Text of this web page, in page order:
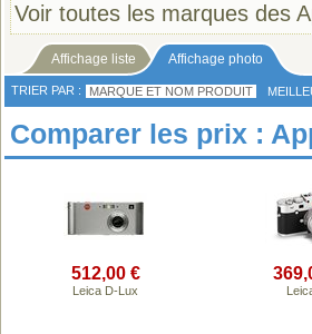
Voir toutes les marques des
Affichage liste Affichage photo
TRIER PAR : MARQUE ET NOM PRODUIT
Comparer les prix :
512,00 €
Leica D-Lux